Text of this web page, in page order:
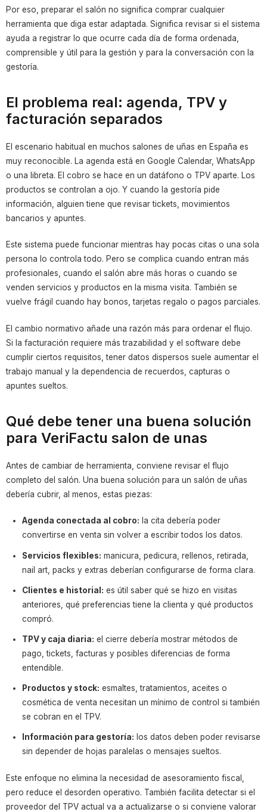
Por eso, preparar el salón no significa comprar cualquier
herramienta que diga estar adaptada. Significa revisar si el sistema
ayuda a registrar lo que ocurre cada día de forma ordenada,
comprensible y útil para la gestión y para la conversación con la
gestoría.
El problema real: agenda, TPV y
facturación separados
El escenario habitual en muchos salones de uñas en España es
muy reconocible. La agenda está en Google Calendar, WhatsApp
o una libreta. El cobro se hace en un datáfono o TPV aparte. Los
productos se controlan a ojo. Y cuando la gestoría pide
información, alguien tiene que revisar tickets, movimientos
bancarios y apuntes.
Este sistema puede funcionar mientras hay pocas citas o una sola
persona lo controla todo. Pero se complica cuando entran más
profesionales, cuando el salón abre más horas o cuando se
venden servicios y productos en la misma visita. También se
vuelve frágil cuando hay bonos, tarjetas regalo o pagos parciales.
El cambio normativo añade una razón más para ordenar el flujo.
Si la facturación requiere más trazabilidad y el software debe
cumplir ciertos requisitos, tener datos dispersos suele aumentar el
trabajo manual y la dependencia de recuerdos, capturas o
apuntes sueltos.
Qué debe tener una buena solución
para VeriFactu salon de unas
Antes de cambiar de herramienta, conviene revisar el flujo
completo del salón. Una buena solución para un salón de uñas
debería cubrir, al menos, estas piezas:
Agenda conectada al cobro: la cita debería poder
convertirse en venta sin volver a escribir todos los datos.
Servicios flexibles: manicura, pedicura, rellenos, retirada,
nail art, packs y extras deberían configurarse de forma clara.
Clientes e historial: es útil saber qué se hizo en visitas
anteriores, qué preferencias tiene la clienta y qué productos
compró.
TPV y caja diaria: el cierre debería mostrar métodos de
pago, tickets, facturas y posibles diferencias de forma
entendible.
Productos y stock: esmaltes, tratamientos, aceites o
cosmética de venta necesitan un mínimo de control si también
se cobran en el TPV.
Información para gestoría: los datos deben poder revisarse
sin depender de hojas paralelas o mensajes sueltos.
Este enfoque no elimina la necesidad de asesoramiento fiscal,
pero reduce el desorden operativo. También facilita detectar si el
proveedor del TPV actual va a actualizarse o si conviene valorar